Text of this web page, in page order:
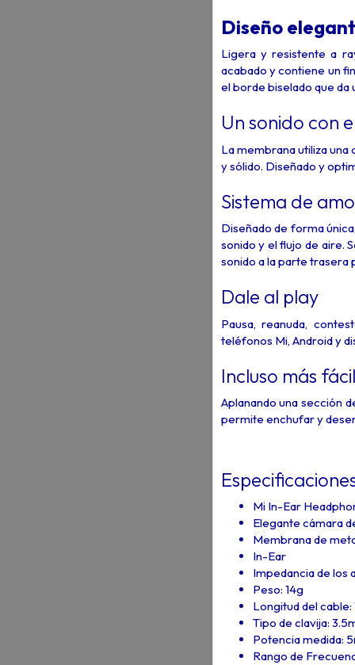
Diseño
Ligera y resistente a
acabado y contiene un
el borde biselado que da
Un sonido con
La membrana utiliza
y sólido. Diseñado y
Sistema de
Diseñado de forma
sonido y el flujo de aire.
sonido a la parte trasera
Dale al play
Pausa, reanuda,
teléfonos Mi, Android y
Incluso más
Aplanando una sección
permite enchufar y
Mi In-Ear
Elegante cámara
Membrana de
In-Ear
Impedancia de los
Peso: 14g
Longitud del cable:
Tipo de clavija:
Potencia medida:
Rango de